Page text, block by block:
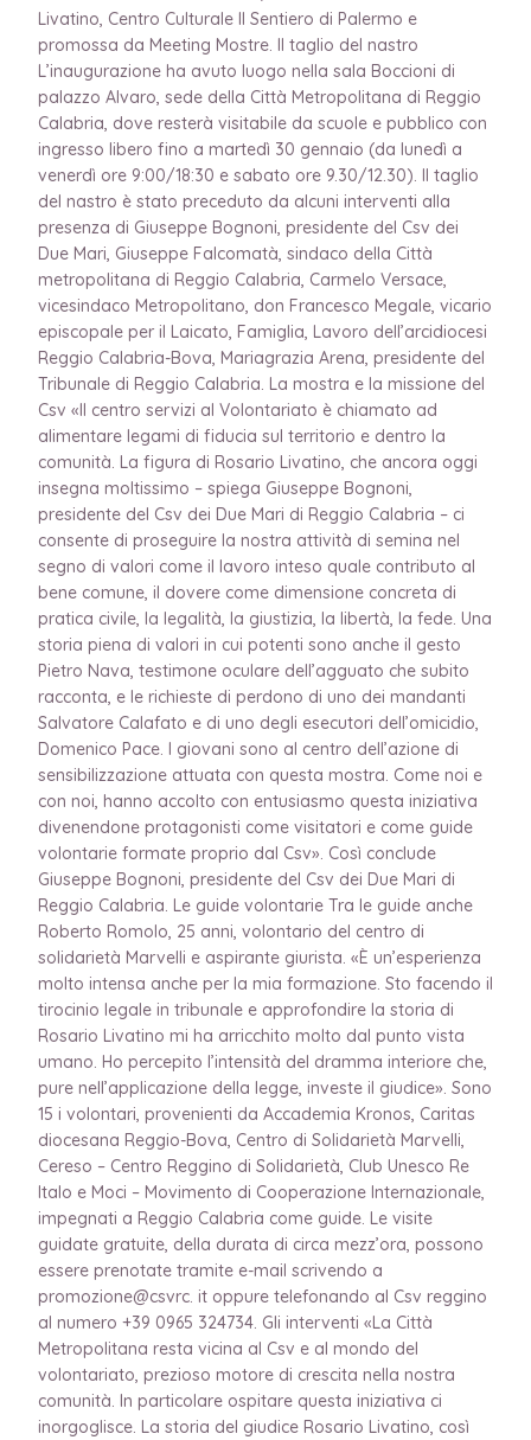
Livatino, Centro Culturale Il Sentiero di Palermo e
promossa da Meeting Mostre. Il taglio del nastro
L’inaugurazione ha avuto luogo nella sala Boccioni di
palazzo Alvaro, sede della Città Metropolitana di Reggio
Calabria, dove resterà visitabile da scuole e pubblico con
ingresso libero fino a martedì 30 gennaio (da lunedì a
venerdì ore 9:00/18:30 e sabato ore 9.30/12.30). Il taglio
del nastro è stato preceduto da alcuni interventi alla
presenza di Giuseppe Bognoni, presidente del Csv dei
Due Mari, Giuseppe Falcomatà, sindaco della Città
metropolitana di Reggio Calabria, Carmelo Versace,
vicesindaco Metropolitano, don Francesco Megale, vicario
episcopale per il Laicato, Famiglia, Lavoro dell’arcidiocesi
Reggio Calabria-Bova, Mariagrazia Arena, presidente del
Tribunale di Reggio Calabria. La mostra e la missione del
Csv «Il centro servizi al Volontariato è chiamato ad
alimentare legami di fiducia sul territorio e dentro la
comunità. La figura di Rosario Livatino, che ancora oggi
insegna moltissimo – spiega Giuseppe Bognoni,
presidente del Csv dei Due Mari di Reggio Calabria – ci
consente di proseguire la nostra attività di semina nel
segno di valori come il lavoro inteso quale contributo al
bene comune, il dovere come dimensione concreta di
pratica civile, la legalità, la giustizia, la libertà, la fede. Una
storia piena di valori in cui potenti sono anche il gesto
Pietro Nava, testimone oculare dell’agguato che subito
racconta, e le richieste di perdono di uno dei mandanti
Salvatore Calafato e di uno degli esecutori dell’omicidio,
Domenico Pace. I giovani sono al centro dell’azione di
sensibilizzazione attuata con questa mostra. Come noi e
con noi, hanno accolto con entusiasmo questa iniziativa
divenendone protagonisti come visitatori e come guide
volontarie formate proprio dal Csv». Così conclude
Giuseppe Bognoni, presidente del Csv dei Due Mari di
Reggio Calabria. Le guide volontarie Tra le guide anche
Roberto Romolo, 25 anni, volontario del centro di
solidarietà Marvelli e aspirante giurista. «È un’esperienza
molto intensa anche per la mia formazione. Sto facendo il
tirocinio legale in tribunale e approfondire la storia di
Rosario Livatino mi ha arricchito molto dal punto vista
umano. Ho percepito l’intensità del dramma interiore che,
pure nell’applicazione della legge, investe il giudice». Sono
15 i volontari, provenienti da Accademia Kronos, Caritas
diocesana Reggio-Bova, Centro di Solidarietà Marvelli,
Cereso – Centro Reggino di Solidarietà, Club Unesco Re
Italo e Moci – Movimento di Cooperazione Internazionale,
impegnati a Reggio Calabria come guide. Le visite
guidate gratuite, della durata di circa mezz’ora, possono
essere prenotate tramite e-mail scrivendo a
promozione@csvrc. it oppure telefonando al Csv reggino
al numero +39 0965 324734. Gli interventi «La Città
Metropolitana resta vicina al Csv e al mondo del
volontariato, prezioso motore di crescita nella nostra
comunità. In particolare ospitare questa iniziativa ci
inorgoglisce. La storia del giudice Rosario Livatino, così